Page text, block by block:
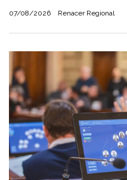
Renacer Regional
07/08/2026